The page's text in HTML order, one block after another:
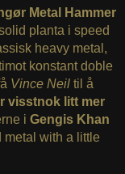
Metal Hammer
planta i speed
heavy metal,
konstant doble
Vince Neiltil å
visstnok litt mer
i Gengis Khan
metal with a little